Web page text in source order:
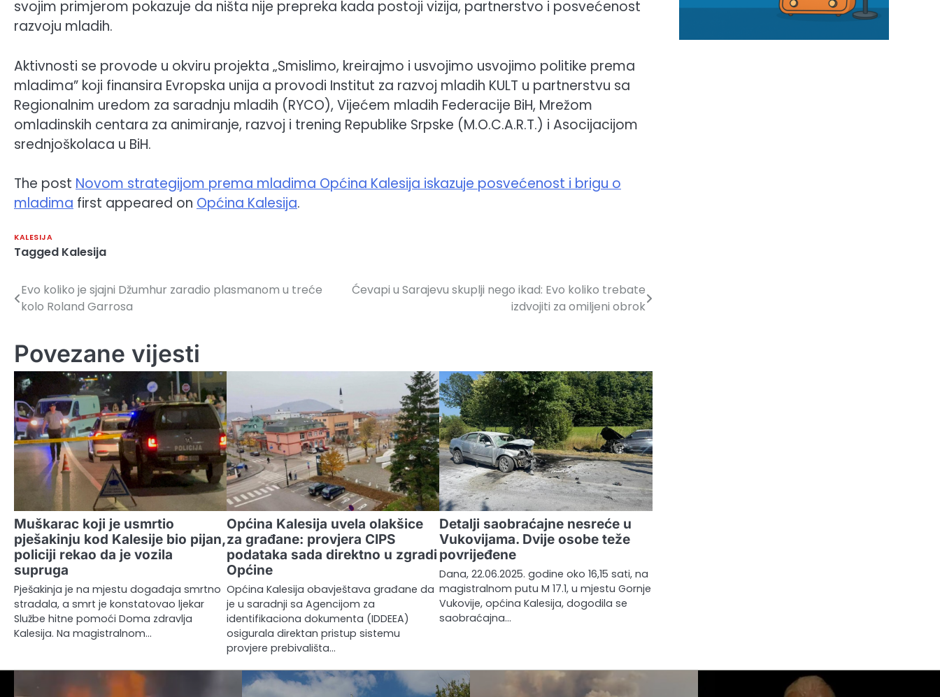
svojim primjerom pokazuje da ništa nije prepreka kada postoji vizija, partnerstvo i posvećenost
razvoju mladih.
Aktivnosti se provode u okviru projekta „Smislimo, kreirajmo i usvojimo usvojimo politike prema
mladima” koji finansira Evropska unija a provodi Institut za razvoj mladih KULT u partnerstvu sa
Regionalnim uredom za saradnju mladih (RYCO), Vijećem mladih Federacije BiH, Mrežom
omladinskih centara za animiranje, razvoj i trening Republike Srpske (M.O.C.A.R.T.) i Asocijacijom
srednjoškolaca u BiH.
The post Novom strategijom prema mladima Općina Kalesija iskazuje posvećenost i brigu o
mladima first appeared on Općina Kalesija.
KALESIJA
Tagged Kalesija
Navigacija
Evo koliko je sjajni Džumhur zaradio plasmanom u treće
kolo Roland Garrosa
Ćevapi u Sarajevu skuplji nego ikad: Evo koliko trebate
izdvojiti za omiljeni obrok
Povezane vijesti
Muškarac koji je usmrtio
pješakinju kod Kalesije bio pijan,
policiji rekao da je vozila
supruga
Pješakinja je na mjestu događaja smrtno
stradala, a smrt je konstatovao ljekar
Službe hitne pomoći Doma zdravlja
Kalesija. Na magistralnom…
Općina Kalesija uvela olakšice
za građane: provjera CIPS
podataka sada direktno u zgradi
Općine
Općina Kalesija obavještava građane da
je u saradnji sa Agencijom za
identifikaciona dokumenta (IDDEEA)
osigurala direktan pristup sistemu
provjere prebivališta…
Detalji saobraćajne nesreće u
Vukovijama. Dvije osobe teže
povrijeđene
Dana, 22.06.2025. godine oko 16,15 sati, na
magistralnom putu M 17.1, u mjestu Gornje
Vukovije, općina Kalesija, dogodila se
saobraćajna…